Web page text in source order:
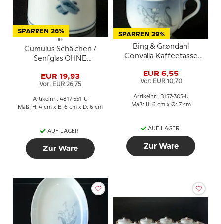
SPARREN 26%
Cumulus Schälchen /
Senfglas OHNE
Gröndahl
EUR 19,93
Vor: EUR 26,75
Artikelnr.: 4817-551-U
Maß: H: 4 cm x B: 6 cm x D: 6 cm
AUF LAGER
Zur Ware
SPARREN 39%
Bing & Grøndahl
Convalla Kaffeetasse
EUR 6,55
Vor: EUR 10,70
Artikelnr.: B157-305-U
Maß: H: 6 cm x Ø: 7 cm
AUF LAGER
Zur Ware